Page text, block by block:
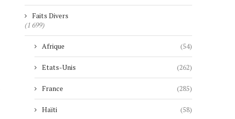
Faits Divers
(1 699)
Afrique (54)
Etats-Unis (262)
France (285)
Haïti (58)